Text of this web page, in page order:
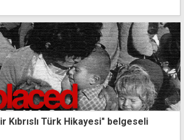
Kıbrıslı Türk Hikayesi" belgeseli